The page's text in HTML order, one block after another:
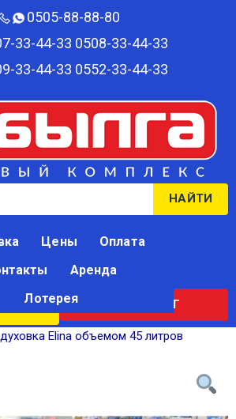
0505-88-88-80‬
33-44-33 0508-33-44-33
33-44-33 0552-33-44-33
НАЙТИ
КАТАЛОГ
Цены
Оплата
Аренда
Лотерея
Elina объемом 45 литров